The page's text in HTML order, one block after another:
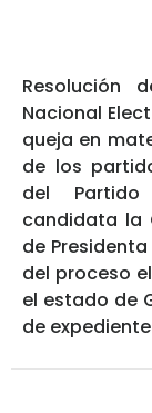
Resolución
Nacional
queja en
de los
del
candidata la
de
del proceso
el estado de
de expediente